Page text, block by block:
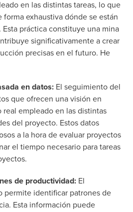
en las distintas tareas, lo que
exhaustiva dónde se están
práctica constituye una mina
significativamente a crear
precisas en el futuro. He
en datos: El seguimiento del
que ofrecen una visión en
empleado en las distintas
del proyecto. Estos datos
a la hora de evaluar proyectos
el tiempo necesario para tareas
de productividad: El
permite identificar patrones de
Esta información puede